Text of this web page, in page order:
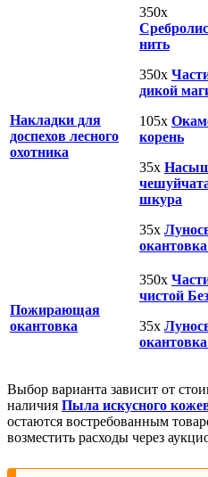
Накладки для
доспехов лесного
охотника
350х
нить
350х
дикой
105х
корень
35х
шкура
35х
Пожирающая
окантовка
350х
чистой
35х
Выбор варианта зависит от
наличия Пыла искусного
остаются востребованным
возместить расходы через